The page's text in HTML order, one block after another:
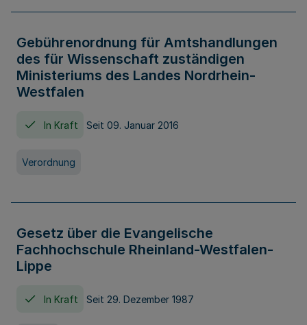
Gebührenordnung für Amtshandlungen
des für Wissenschaft zuständigen
Ministeriums des Landes Nordrhein-
Westfalen
In Kraft Seit 09. Januar 2016
Verordnung
Gesetz über die Evangelische
Fachhochschule Rheinland-Westfalen-
Lippe
In Kraft Seit 29. Dezember 1987